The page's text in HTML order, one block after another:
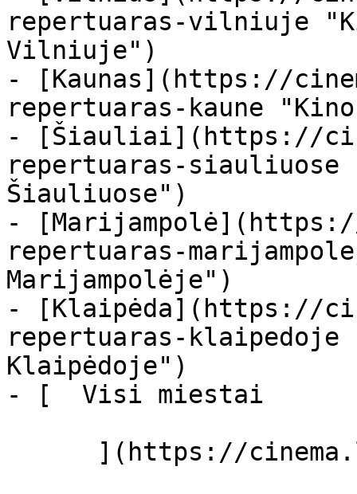
repertuaras-vilniuje
Vilniuje")
- [Kaunas](https://
repertuaras-kaune
- [Šiauliai](https://
repertuaras-
Šiauliuose")
-
repertuaras-
Marijampolėje")
- [Klaipėda](https://
repertuaras-
Klaipėdoje")
- [  Visi miestai